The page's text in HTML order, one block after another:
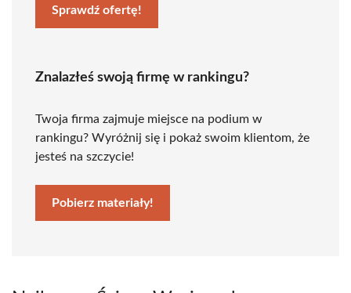
Sprawdź ofertę!
Znalazłeś swoją firmę w rankingu?
Twoja firma zajmuje miejsce na podium w
rankingu? Wyróżnij się i pokaż swoim klientom, że
jesteś na szczycie!
Pobierz materiały!